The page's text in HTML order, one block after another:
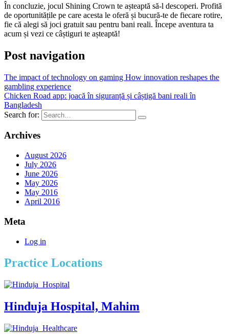
În concluzie, jocul Shining Crown te așteaptă să-l descoperi. Profită
de oportunitățile pe care acesta le oferă și bucură-te de fiecare rotire,
fie că alegi să joci gratuit sau pentru bani reali. Începe aventura ta
acum și vezi ce câștiguri te așteaptă!
Post navigation
The impact of technology on gaming How innovation reshapes the
gambling experience
Chicken Road app: joacă în siguranță și câștigă bani reali în
Bangladesh
Search for:
Archives
August 2026
July 2026
June 2026
May 2026
May 2016
April 2016
Meta
Log in
Practice Locations
Hinduja Hospital, Mahim